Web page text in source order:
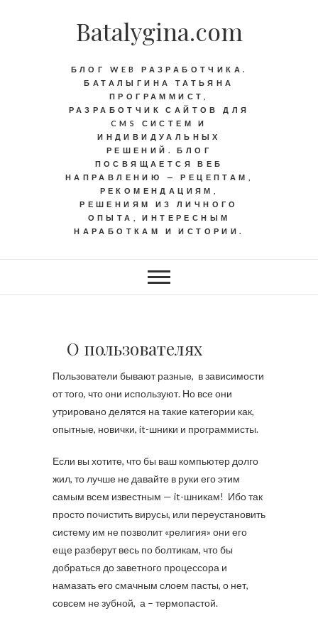
Batalygina.com
БЛОГ WEB РАЗРАБОТЧИКА.
БАТАЛЫГИНА ТАТЬЯНА
ПРОГРАММИСТ,
РАЗРАБОТЧИК САЙТОВ ДЛЯ
CMS СИСТЕМ И
ИНДИВИДУАЛЬНЫХ
РЕШЕНИЙ. БЛОГ
ПОСВЯЩАЕТСЯ ВЕБ
НАПРАВЛЕНИЮ — РЕЦЕПТАМ,
РЕКОМЕНДАЦИЯМ,
РЕШЕНИЯМ ИЗ ЛИЧНОГО
ОПЫТА, ИНТЕРЕСНЫМ
НАРАБОТКАМ И ИСТОРИИ.
О пользователях
Пользователи бывают разные, в зависимости
от того, что они используют. Но все они
утрировано делятся на такие категории как,
опытные, новички, it-шники и программисты.
Если вы хотите, что бы ваш компьютер долго
жил, то лучше не давайте в руки его этим
самым всем известным — it-шникам! Ибо так
просто почистить вирусы, или переустановить
систему им не позволит «религия» они его
еще разберут весь по болтикам, что бы
добраться до заветного процессора и
намазать его смачным слоем пасты, о нет,
совсем не зубной, а – термопастой.